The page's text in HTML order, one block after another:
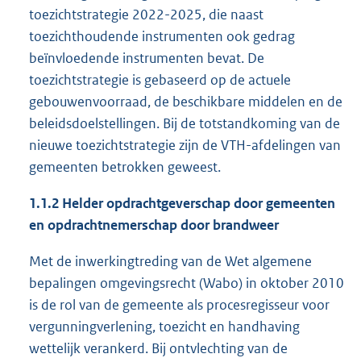
toezichtstrategie 2022-2025, die naast
toezichthoudende instrumenten ook gedrag
beïnvloedende instrumenten bevat. De
toezichtstrategie is gebaseerd op de actuele
gebouwenvoorraad, de beschikbare middelen en de
beleidsdoelstellingen. Bij de totstandkoming van de
nieuwe toezichtstrategie zijn de VTH-afdelingen van
gemeenten betrokken geweest.
1.1.2 Helder opdrachtgeverschap door gemeenten
en opdrachtnemerschap door brandweer
Met de inwerkingtreding van de Wet algemene
bepalingen omgevingsrecht (Wabo) in oktober 2010
is de rol van de gemeente als procesregisseur voor
vergunningverlening, toezicht en handhaving
wettelijk verankerd. Bij ontvlechting van de